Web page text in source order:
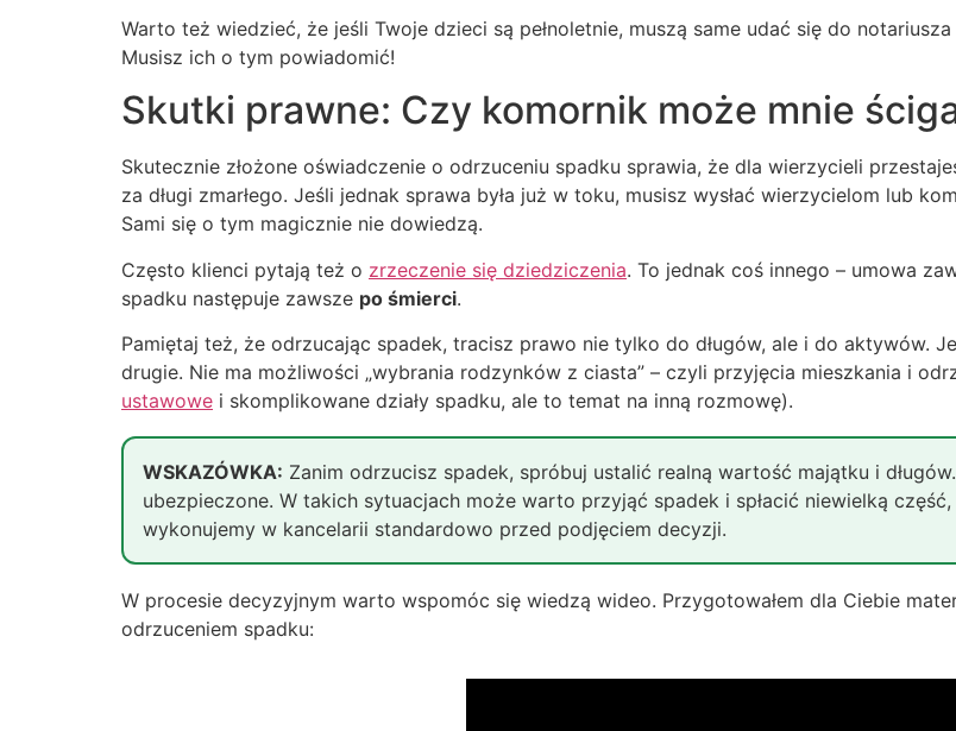
Warto też wiedzieć, że jeśli Twoje dzieci są pełnoletnie, muszą same udać się do notariusza
Musisz ich o tym powiadomić!
Skutki prawne: Czy komornik może mnie
Skutecznie złożone oświadczenie o odrzuceniu spadku sprawia, że dla wierzycieli
za długi zmarłego. Jeśli jednak sprawa była już w toku, musisz wysłać wierzycielom lub
Sami się o tym magicznie nie dowiedzą.
Często klienci pytają też o zrzeczenie się dziedziczenia. To jednak coś innego – umowa
spadku następuje zawsze po śmierci.
Pamiętaj też, że odrzucając spadek, tracisz prawo nie tylko do długów, ale i do aktywów.
drugie. Nie ma możliwości „wybrania rodzynków z ciasta” – czyli przyjęcia mieszkania i
ustawowe i skomplikowane działy spadku, ale to temat na inną rozmowę).
WSKAZÓWKA: Zanim odrzucisz spadek, spróbuj ustalić realną wartość majątku i
ubezpieczone. W takich sytuacjach może warto przyjąć spadek i spłacić niewielką
wykonujemy w kancelarii standardowo przed podjęciem decyzji.
W procesie decyzyjnym warto wspomóc się wiedzą wideo. Przygotowałem dla Ciebie
odrzuceniem spadku: